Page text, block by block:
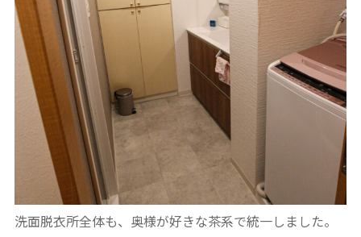
洗面脱衣所全体も、奥様が好きな茶系で統一しました。